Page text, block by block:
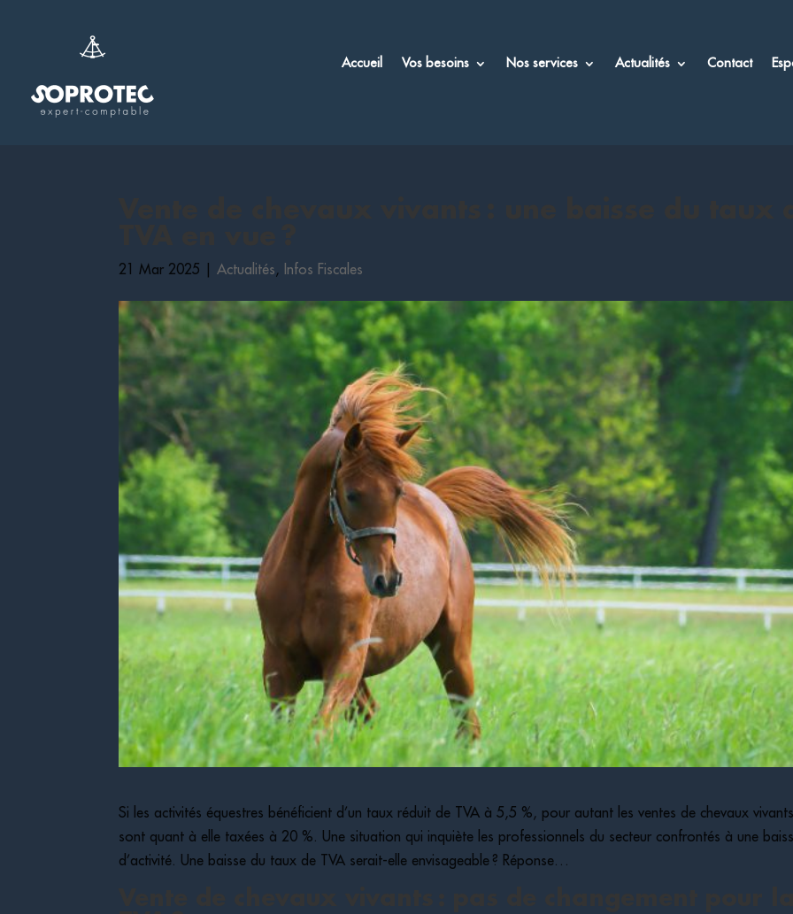
Accueil Vos besoins Nos services Actualités Contact
21 Mar 2025 |Actualités, Infos Fiscales
Si les activités équestres bénéficient d’un taux réduit de TVA à 5,5 %, pour autant les ventes de chevaux vivants
sont quant à elle taxées à 20 %. Une situation qui inquiète les professionnels du secteur confrontés à une
d’activité. Une baisse du taux de TVA serait-elle envisageable ? Réponse…